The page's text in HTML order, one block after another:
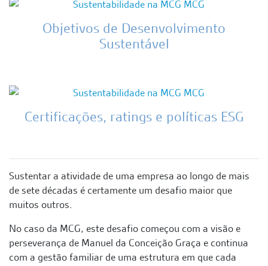
Objetivos de Desenvolvimento
Sustentável
Certificações, ratings e políticas ESG
Sustentar a atividade de uma empresa ao longo de mais
de sete décadas é certamente um desafio maior que
muitos outros.
No caso da MCG, este desafio começou com a visão e
perseverança de Manuel da Conceição Graça e continua
com a gestão familiar de uma estrutura em que cada